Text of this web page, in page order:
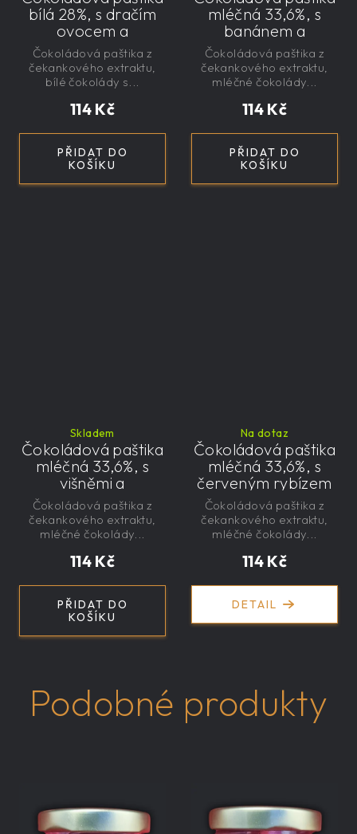
bílá 28%, s dračím
ovocem a
čekankovým
sirupem 100g -
nízkokalorická,
řemeslná
114 Kč
PŘIDAT DO
KOŠÍKU
Čokoládová paštika z
čekankového extraktu,
bílé čokolády s...
mléčná 33,6%, s
banánem a
čekankovým
sirupem 100g -
nízkokalorická,
řemeslná
114 Kč
PŘIDAT DO
KOŠÍKU
Čokoládová paštika z
čekankového extraktu,
mléčné čokolády...
Skladem
Čokoládová paštika
mléčná 33,6%, s
višněmi a
čekankovým
sirupem 100g -
nízkokalorická,
114 Kč
PŘIDAT DO
KOŠÍKU
Čokoládová paštika z
čekankového extraktu,
mléčné čokolády...
Na dotaz
Čokoládová paštika
mléčná 33,6%, s
červeným rybízem
a čekankovým
sirupem 100g -
nízkokalorická,
114 Kč
DETAIL
Čokoládová paštika z
čekankového extraktu,
mléčné čokolády...
Podobné produkty